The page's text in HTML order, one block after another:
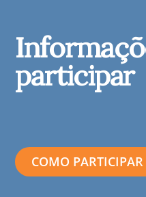
participar
COMO PARTICIPAR